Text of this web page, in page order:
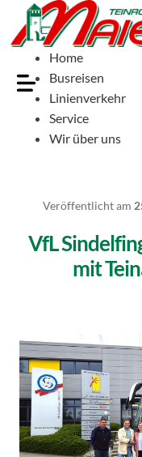
Home
Busreisen
Linienverkehr
Service
Wir über uns
Veröffentlicht am
VfL
mit